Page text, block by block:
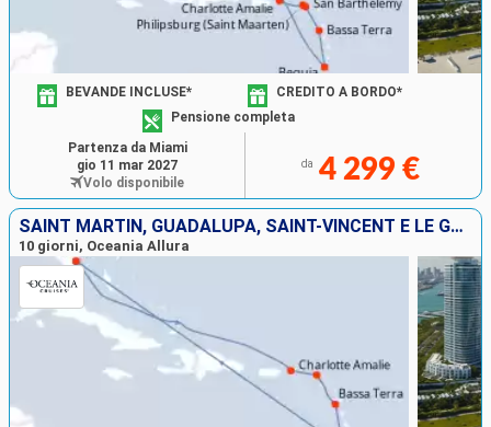
BEVANDE INCLUSE*
CREDITO A BORDO*
Pensione completa
da 4 299 €
Partenza da Miami
gio 11 mar 2027
Volo disponibile
SAINT MARTIN, GUADALUPA, SAINT-VINCENT E LE GRENADINE, STATI UNITI
10 giorni, Oceania Allura